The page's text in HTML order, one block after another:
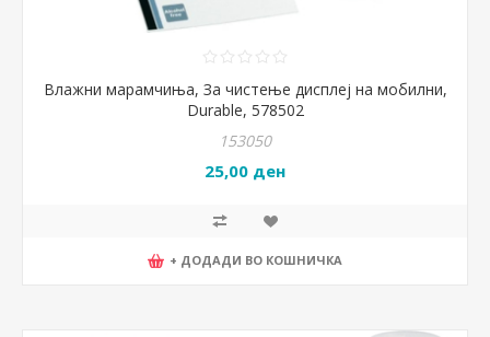
Влажни марамчиња, За чистење дисплеј на мобилни,
Durable, 578502
153050
25,00 ден
+ ДОДАДИ ВО КОШНИЧКА